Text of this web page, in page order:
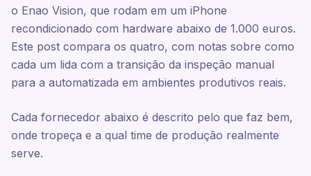
o Enao Vision, que rodam em um iPhone
recondicionado com hardware abaixo de 1.000 euros.
Este post compara os quatro, com notas sobre como
cada um lida com a transição da inspeção manual
para a automatizada em ambientes produtivos reais.
Cada fornecedor abaixo é descrito pelo que faz bem,
onde tropeça e a qual time de produção realmente
serve.